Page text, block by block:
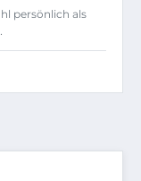
persönlich als